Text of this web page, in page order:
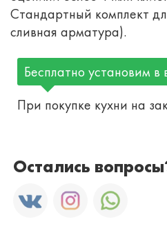
Стандартный комплект
сливная арматура).
Бесплатно установим
При покупке кухни на
Остались